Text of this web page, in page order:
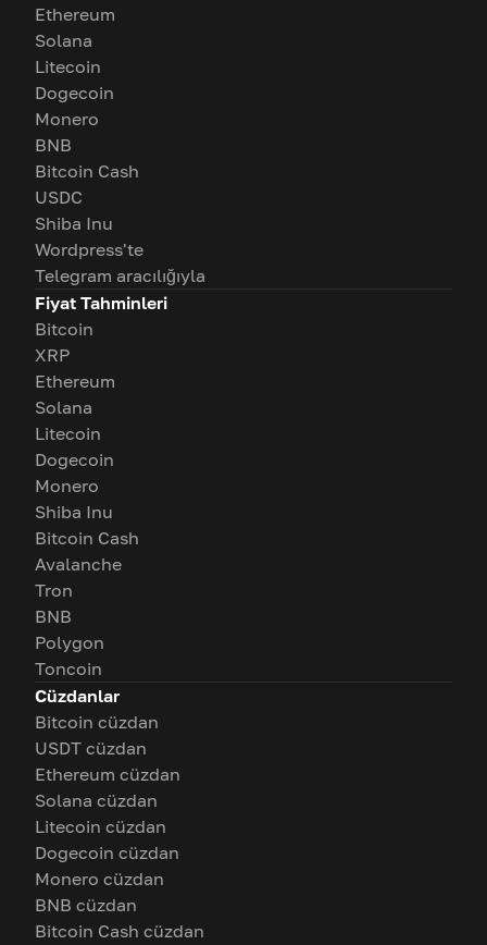
Ethereum
Solana
Litecoin
Dogecoin
Monero
BNB
Bitcoin Cash
USDC
Shiba Inu
Wordpress'te
Telegram aracılığıyla
Fiyat Tahminleri
Bitcoin
XRP
Ethereum
Solana
Litecoin
Dogecoin
Monero
Shiba Inu
Bitcoin Cash
Avalanche
Tron
BNB
Polygon
Toncoin
Cüzdanlar
Bitcoin cüzdan
USDT cüzdan
Ethereum cüzdan
Solana cüzdan
Litecoin cüzdan
Dogecoin cüzdan
Monero cüzdan
BNB cüzdan
Bitcoin Cash cüzdan